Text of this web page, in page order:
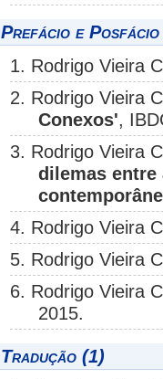
Prefácio e
1. Rodrigo Vieira
2. Rodrigo Vieira
Conexos',
3. Rodrigo Vieira
dilemas entre
4. Rodrigo Vieira
5. Rodrigo Vieira
6. Rodrigo Vieira
2015.
Tradução (1)